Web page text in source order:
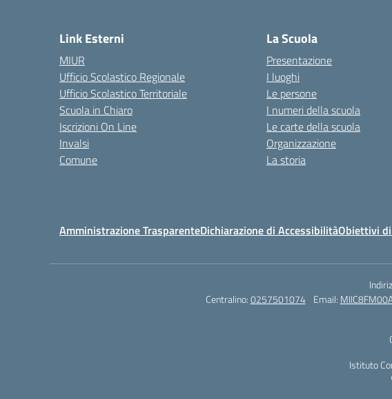
Link Esterni
MIUR
Ufficio Scolastico Regionale
Ufficio Scolastico Territoriale
Scuola in Chiaro
Iscrizioni On Line
Invalsi
Comune
La Scuola
Presentazione
I luoghi
Le persone
I numeri della scuola
Le carte della scuola
Organizzazione
La storia
Amministrazione TrasparenteDichiarazione di AccessibilitàObiettivi
Centralino:0257501074 Email:
Istituto